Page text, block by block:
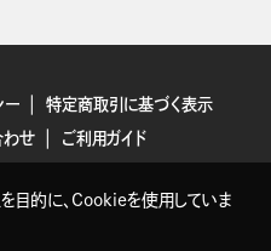
ー
特定商取引に基づく表示
わせ ご利用ガイド
目的に、Cookieを使用していま